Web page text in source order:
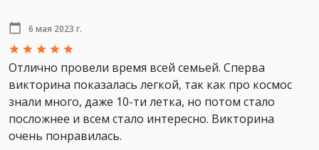
6 мая 2023 г.
Отлично провели время всей семьей. Сперва
викторина показалась легкой, так как про космос
знали много, даже 10-ти летка, но потом стало
посложнее и всем стало интересно. Викторина
очень понравилась.